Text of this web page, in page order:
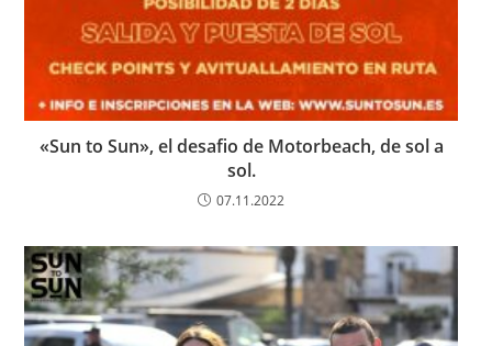
«Sun to Sun», el desafio de Motorbeach, de sol a
sol.
07.11.2022